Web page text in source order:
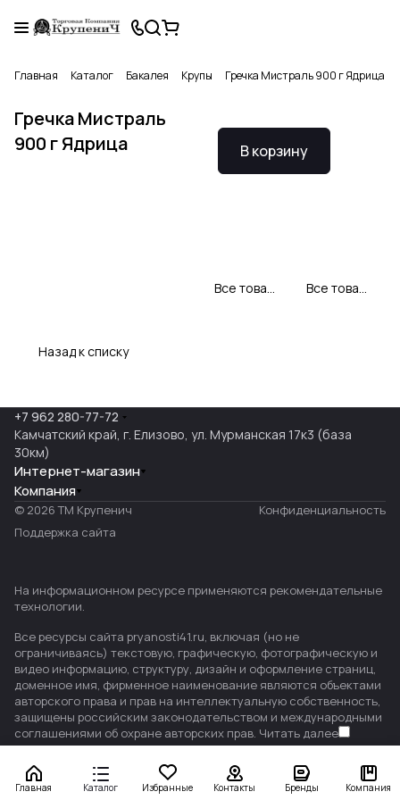
Главная Каталог Бакалея Крупы Гречка Мистраль 900 г Ядрица
Гречка Мистраль
900 г Ядрица
В корзину
Все товары Мистраль Все товары категории
Назад к списку
Главная Каталог Избранные Контакты Бренды Компания
+7 962 280-77-72
Камчатский край, г. Елизово, ул. Мурманская 17к3 (база
30км)
Интернет-магазин
Компания
© 2026 ТМ Крупенич
Конфиденциальность
Поддержка сайта
На информационном ресурсе применяются рекомендательные
технологии.
Все ресурсы сайта pryanosti41.ru, включая (но не
ограничиваясь) текстовую, графическую, фотографическую и
видео информацию, структуру, дизайн и оформление страниц,
доменное имя, фирменное наименование являются объектами
авторского права и прав на интеллектуальную собственность,
защищены российским законодательством и международными
соглашениями об охране авторских прав. Читать далее